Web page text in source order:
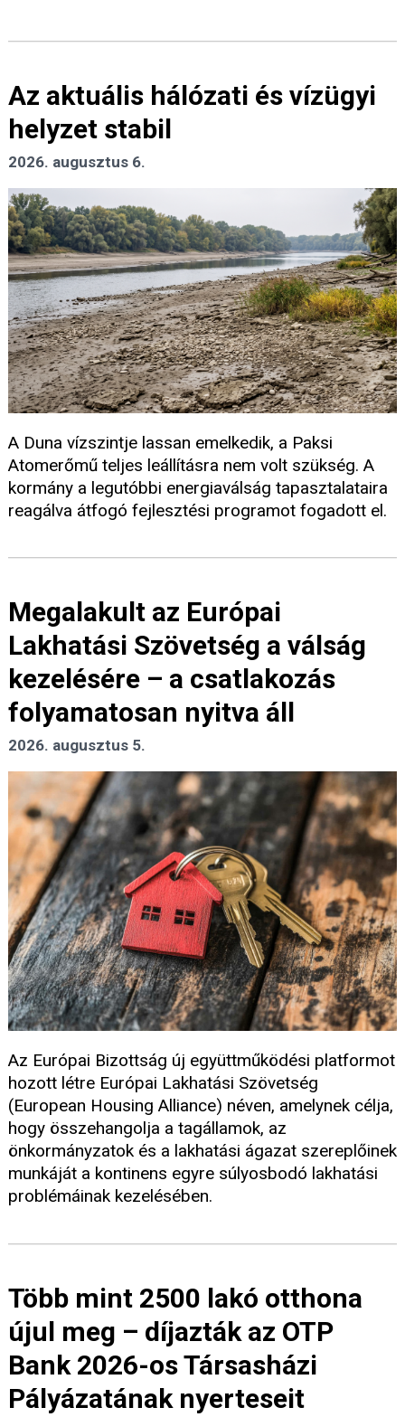
Az aktuális hálózati és vízügyi
helyzet stabil
2026. augusztus 6.
A Duna vízszintje lassan emelkedik, a Paksi
Atomerőmű teljes leállításra nem volt szükség. A
kormány a legutóbbi energiaválság tapasztalataira
reagálva átfogó fejlesztési programot fogadott el.
Megalakult az Európai
Lakhatási Szövetség a válság
kezelésére – a csatlakozás
folyamatosan nyitva áll
2026. augusztus 5.
Az Európai Bizottság új együttműködési platformot
hozott létre Európai Lakhatási Szövetség
(European Housing Alliance) néven, amelynek célja,
hogy összehangolja a tagállamok, az
önkormányzatok és a lakhatási ágazat szereplőinek
munkáját a kontinens egyre súlyosbodó lakhatási
problémáinak kezelésében.
Több mint 2500 lakó otthona
újul meg – díjazták az OTP
Bank 2026-os Társasházi
Pályázatának nyerteseit